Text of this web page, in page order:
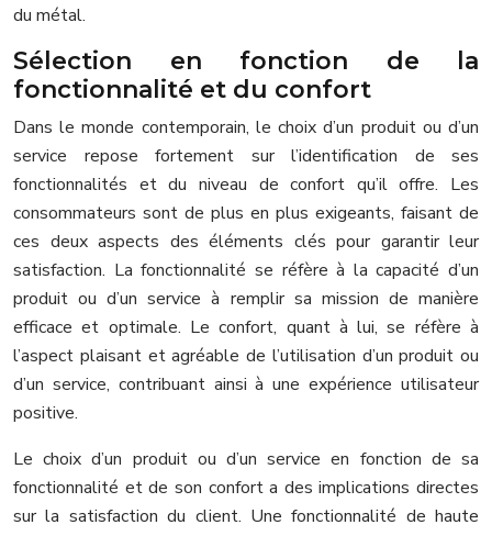
du métal.
Sélection en fonction de la
fonctionnalité et du confort
Dans le monde contemporain, le choix d’un produit ou d’un
service repose fortement sur l’identification de ses
fonctionnalités et du niveau de confort qu’il offre. Les
consommateurs sont de plus en plus exigeants, faisant de
ces deux aspects des éléments clés pour garantir leur
satisfaction. La fonctionnalité se réfère à la capacité d’un
produit ou d’un service à remplir sa mission de manière
efficace et optimale. Le confort, quant à lui, se réfère à
l’aspect plaisant et agréable de l’utilisation d’un produit ou
d’un service, contribuant ainsi à une expérience utilisateur
positive.
Le choix d’un produit ou d’un service en fonction de sa
fonctionnalité et de son confort a des implications directes
sur la satisfaction du client. Une fonctionnalité de haute